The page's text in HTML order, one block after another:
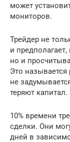
может
мониторов.
Трейдер не
и
но и
Это
не
теряют капитал.
10% времени
сделки. Они
дней в